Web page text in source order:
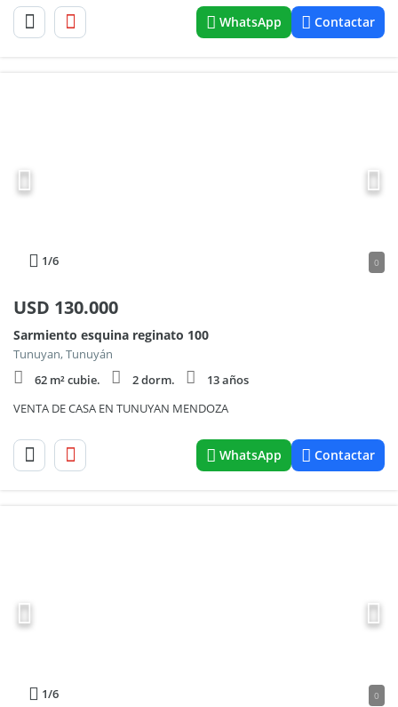
WhatsApp Contactar
1/6 0
USD 130.000
Sarmiento esquina reginato 100
Tunuyan, Tunuyán
62 m² cubie.
2 dorm.
13 años
VENTA DE CASA EN TUNUYAN MENDOZA
WhatsApp Contactar
1/6 0